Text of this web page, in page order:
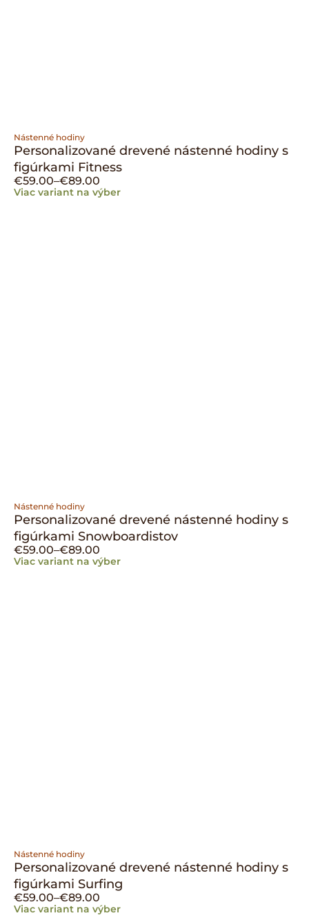
Nástenné hodiny
Personalizované drevené nástenné hodiny s
figúrkami Fitness
€59.00–€89.00
Viac variant na výber
Nástenné hodiny
Personalizované drevené nástenné hodiny s
figúrkami Snowboardistov
€59.00–€89.00
Viac variant na výber
Nástenné hodiny
Personalizované drevené nástenné hodiny s
figúrkami Surfing
€59.00–€89.00
Viac variant na výber